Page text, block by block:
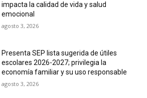
impacta la calidad de vida y salud
emocional
agosto 3, 2026
Presenta SEP lista sugerida de útiles
escolares 2026-2027; privilegia la
economía familiar y su uso responsable
agosto 3, 2026